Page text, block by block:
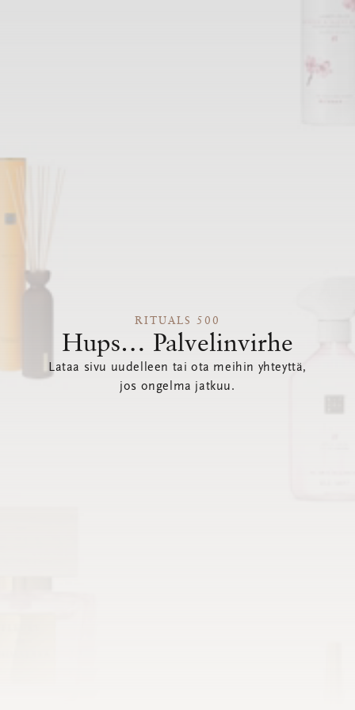
RITUALS 500
Hups… Palvelinvirhe
Lataa sivu uudelleen tai ota meihin yhteyttä,
jos ongelma jatkuu.